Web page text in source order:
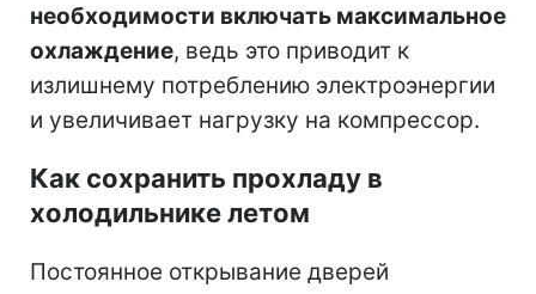
необходимости включать максимальное
охлаждение, ведь это приводит к
излишнему потреблению электроэнергии
и увеличивает нагрузку на компрессор.
Как сохранить прохладу в
холодильнике летом
Постоянное открывание дверей